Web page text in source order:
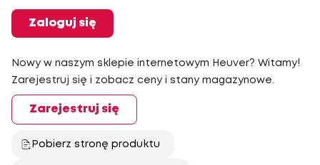
Zaloguj się
Nowy w naszym sklepie internetowym Heuver? Witamy!
Zarejestruj się i zobacz ceny i stany magazynowe.
Zarejestruj się
Pobierz stronę produktu